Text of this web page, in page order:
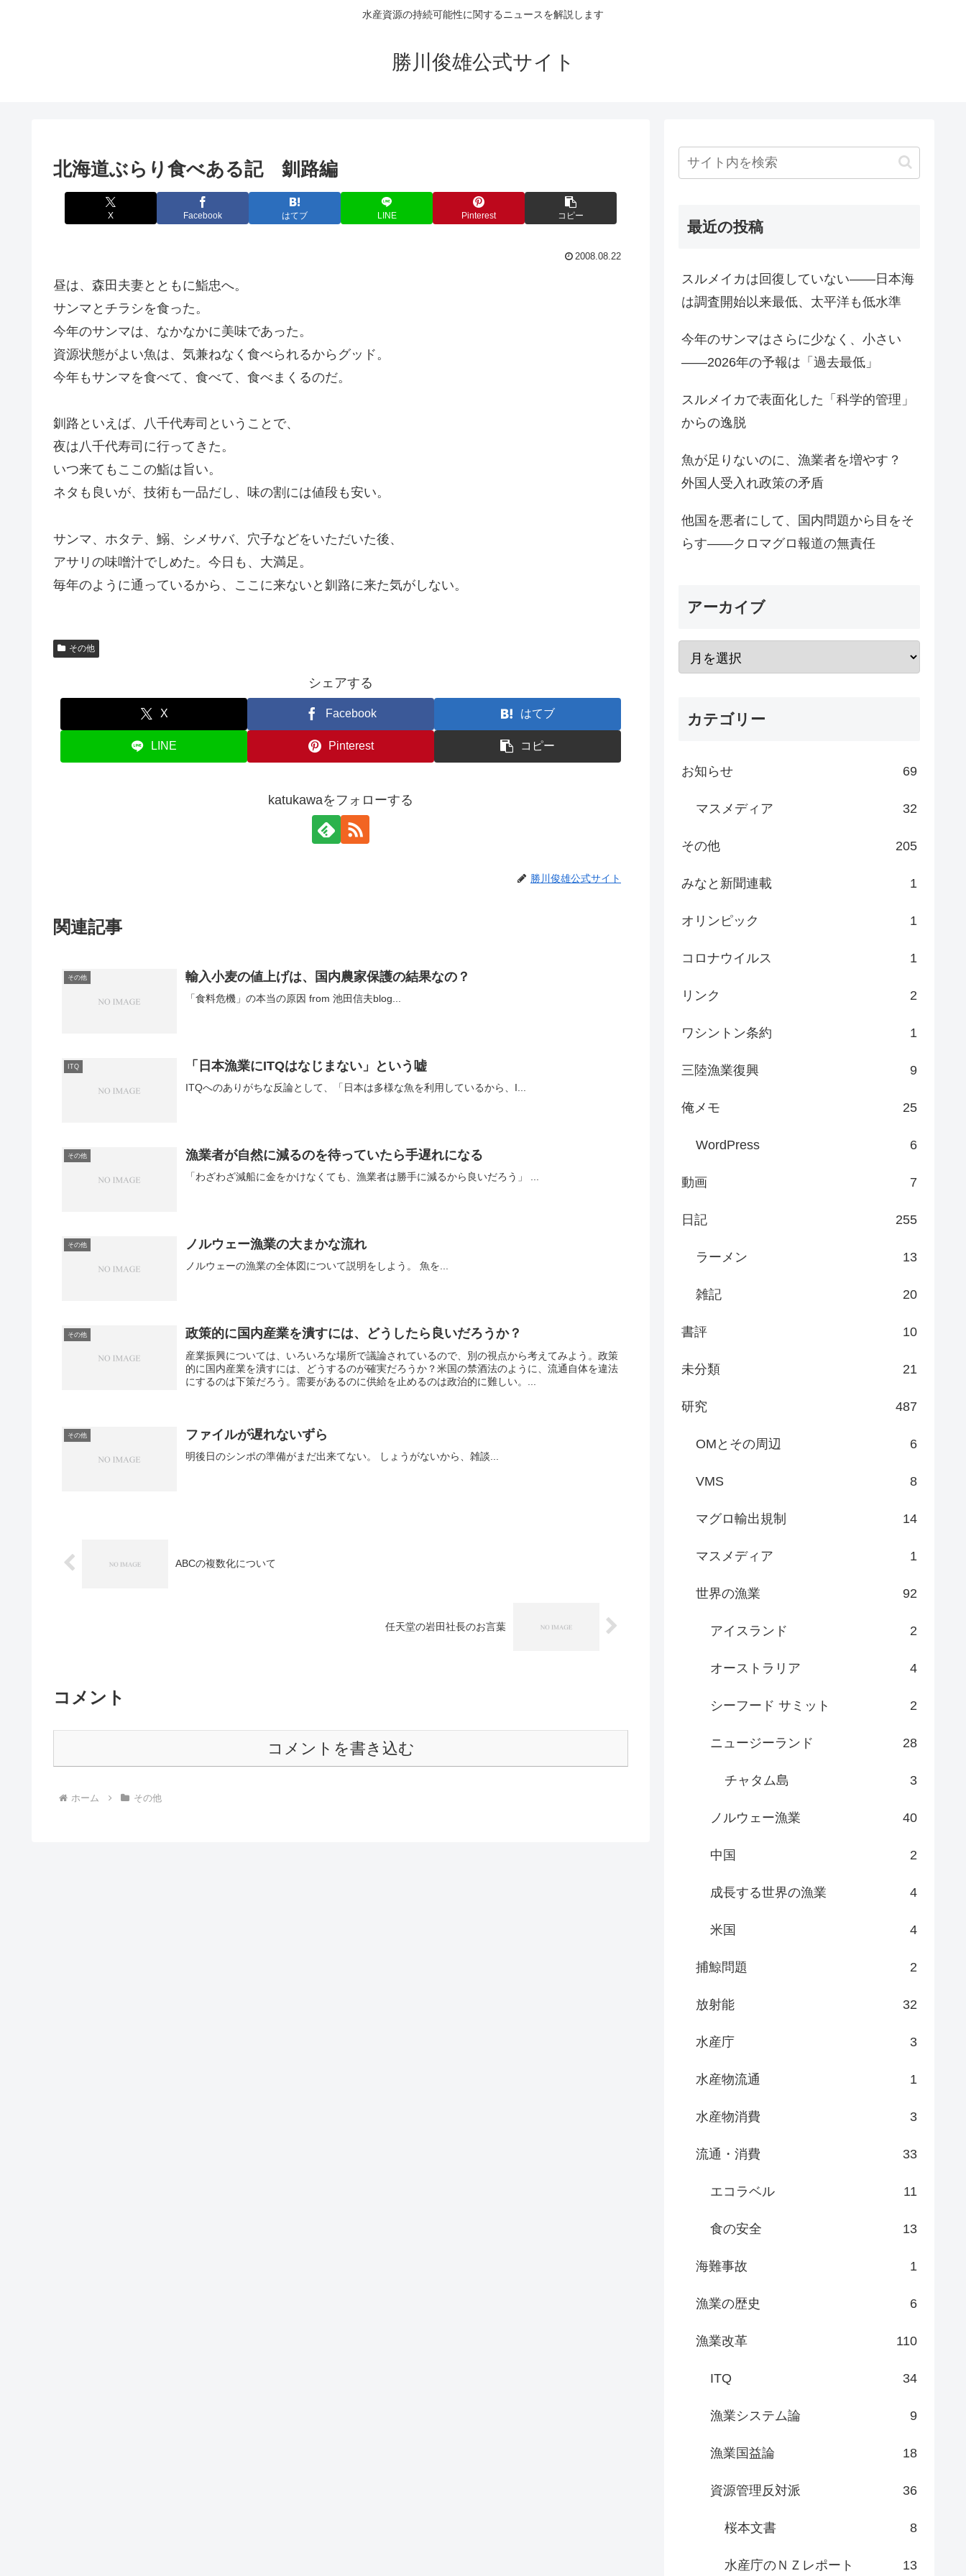
水産資源の持続可能性に関するニュースを解説します
勝川俊雄公式サイト
北海道ぶらり食べある記 釧路編
X Facebook はてブ LINE Pinterest コピー
2008.08.22
昼は、森田夫妻とともに鮨忠へ。
サンマとチラシを食った。
今年のサンマは、なかなかに美味であった。
資源状態がよい魚は、気兼ねなく食べられるからグッド。
今年もサンマを食べて、食べて、食べまくるのだ。
釧路といえば、八千代寿司ということで、
夜は八千代寿司に行ってきた。
いつ来てもここの鮨は旨い。
ネタも良いが、技術も一品だし、味の割には値段も安い。
サンマ、ホタテ、鰯、シメサバ、穴子などをいただいた後、
アサリの味噌汁でしめた。今日も、大満足。
毎年のように通っているから、ここに来ないと釧路に来た気がしない。
その他
シェアする
X Facebook はてブ
LINE Pinterest コピー
katukawaをフォローする
勝川俊雄公式サイト
関連記事
その他 輸入小麦の値上げは、国内農家保護の結果なの？
「食料危機」の本当の原因 from 池田信夫blog...
ITQ 「日本漁業にITQはなじまない」という嘘
ITQへのありがちな反論として、「日本は多様な魚を利用しているから、I...
その他 漁業者が自然に減るのを待っていたら手遅れになる
「わざわざ減船に金をかけなくても、漁業者は勝手に減るから良いだろう」 ...
その他 ノルウェー漁業の大まかな流れ
ノルウェーの漁業の全体図について説明をしよう。 魚を...
その他 政策的に国内産業を潰すには、どうしたら良いだろうか？
産業振興については、いろいろな場所で議論されているので、別の視点から考えてみよう。政策
的に国内産業を潰すには、どうするのが確実だろうか？米国の禁酒法のように、流通自体を違法
にするのは下策だろう。需要があるのに供給を止めるのは政治的に難しい。...
その他 ファイルが遅れないずら
明後日のシンポの準備がまだ出来てない。 しょうがないから、雑談...
ABCの複数化について
任天堂の岩田社長のお言葉
コメント
コメントを書き込む
ホーム その他
最近の投稿
スルメイカは回復していない――日本海
は調査開始以来最低、太平洋も低水準
今年のサンマはさらに少なく、小さい
――2026年の予報は「過去最低」
スルメイカで表面化した「科学的管理」
からの逸脱
魚が足りないのに、漁業者を増やす？
外国人受入れ政策の矛盾
他国を悪者にして、国内問題から目をそ
らす――クロマグロ報道の無責任
アーカイブ
カテゴリー
お知らせ 69
マスメディア 32
その他 205
みなと新聞連載 1
オリンピック 1
コロナウイルス 1
リンク 2
ワシントン条約 1
三陸漁業復興 9
俺メモ 25
WordPress 6
動画 7
日記 255
ラーメン 13
雑記 20
書評 10
未分類 21
研究 487
OMとその周辺 6
VMS 8
マグロ輸出規制 14
マスメディア 1
世界の漁業 92
アイスランド 2
オーストラリア 4
シーフード サミット 2
ニュージーランド 28
チャタム島 3
ノルウェー漁業 40
中国 2
成長する世界の漁業 4
米国 4
捕鯨問題 2
放射能 32
水産庁 3
水産物流通 1
水産物消費 3
流通・消費 33
エコラベル 11
食の安全 13
海難事故 1
漁業の歴史 6
漁業改革 110
ITQ 34
漁業システム論 9
漁業国益論 18
資源管理反対派 36
桜本文書 8
水産庁のＮＺレポート 13